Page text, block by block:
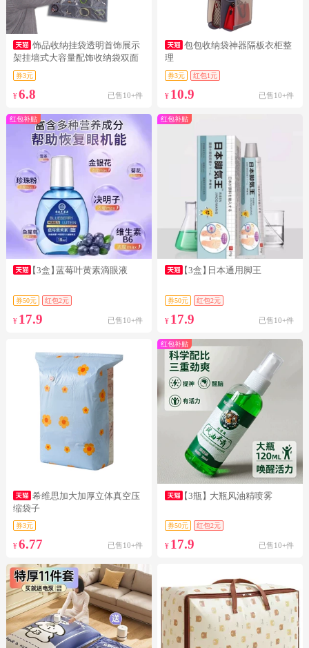
饰品收纳挂袋透明首饰展示
架挂墙式大容量配饰收纳袋双面
门后
券3元
¥ 6.8 已售10+件
包包收纳袋神器隔板衣柜整
理
券3元 红包1元
¥ 10.9 已售10+件
红包补贴
【3盒】蓝莓叶黄素滴眼液
券50元 红包2元
¥ 17.9 已售10+件
红包补贴
【3盒】日本通用脚王
券50元 红包2元
¥ 17.9 已售10+件
希维思加大加厚立体真空压
缩袋子
券3元
¥ 6.77 已售10+件
红包补贴
【3瓶】大瓶风油精喷雾
券50元 红包2元
¥ 17.9 已售10+件